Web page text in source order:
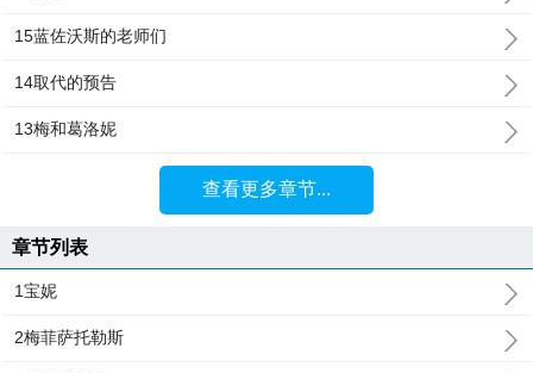
15蓝佐沃斯的老师们
14取代的预告
13梅和葛洛妮
查看更多章节...
章节列表
1宝妮
2梅菲萨托勒斯